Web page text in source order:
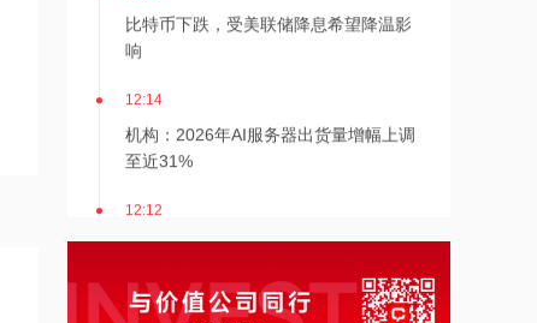
比特币下跌，受美联储降息希望降温影
响
12:14
机构：2026年AI服务器出货量增幅上调
至近31%
12:12
齐心集团中选长安汽车电子商城项目
12:12